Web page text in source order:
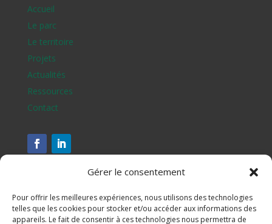
Gérer le consentement
Pour offrir les meilleures expériences, nous utilisons des technologies
telles que les cookies pour stocker et/ou accéder aux informations des
appareils. Le fait de consentir à ces technologies nous permettra de
Accueil
Le parc
Le territoire
Projets
Actualités
Ressources
Contact